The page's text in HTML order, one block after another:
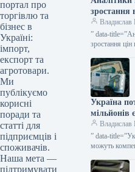
портал про
торгівлю та
бізнес в
Україні:
імпорт,
експорт та
агротовари.
Ми
публікуємо
корисні
поради та
статті для
підприємців і
споживачів.
Наша мета —
підтримувати
зростання
врожаю до
гривень
Владислав
” data-
зростання
url=”https://
analitiki-
soyu-novogo-
sezonu”>
зростання
Україна
мільйонів
аграріям
посівних
Владислав
” data-
можуть
url=”https://